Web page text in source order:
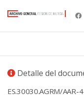
Detalle del
ES.30030.AGRM/AAR-